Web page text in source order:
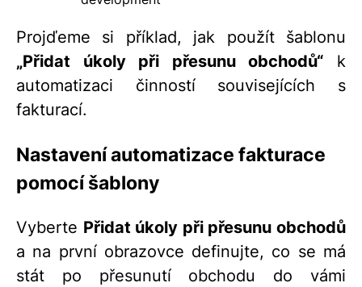
Projďeme si příklad, jak použít šablonu
„Přidat úkoly při přesunu obchodů“ k
automatizaci činností souvisejících s
fakturací.
Nastavení automatizace fakturace
pomocí šablony
Vyberte Přidat úkoly při přesunu obchodů
a na první obrazovce definujte, co se má
stát po přesunutí obchodu do vámi